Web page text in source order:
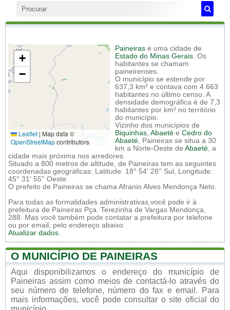
+
−
Leaflet | Map data ©
OpenStreetMapcontributors
Paineiras é uma cidade de
Estado do Minas Gerais. Os
habitantes se chamam
paineirenses.
O município se estende por
637,3 km² e contava com 4 663
habitantes no último censo. A
densidade demográfica é de 7,3
habitantes por km² no território
do município.
Vizinho dos municípios de
Biquinhas, Abaeté e Cedro do
Abaeté, Paineiras se situa a 30
km a Norte-Oeste de Abaeté, a
cidade mais próxima nos arredores.
Situado a 800 metros de altitude, de Paineiras tem as seguintes
coordenadas geográficas: Latitude: 18° 54' 28'' Sul, Longitude:
45° 31' 55'' Oeste.
O prefeito de Paineiras se chama Afranio Alves Mendonça Neto.
Para todas as formalidades administrativas,você pode ir à
prefeitura de Paineiras Pça. Terezinha de Vargas Mendonça,
288. Mas você também pode contatar a prefeitura por telefone
ou por email, pelo endereço abaixo.
Atualizar dados.
O MUNICÍPIO DE PAINEIRAS
Aqui disponibilizamos o endereço do município de
Paineiras assim como meios de contactá-lo através do
seu número de telefone, número do fax e email. Para
mais informações, você pode consultar o site oficial do